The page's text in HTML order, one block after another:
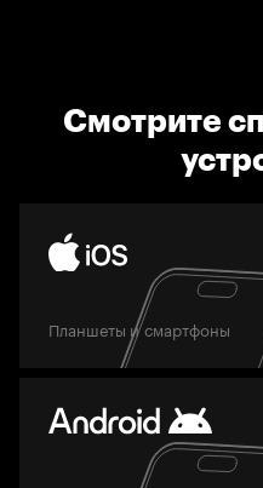
Смотрите
Планшеты и смартфоны